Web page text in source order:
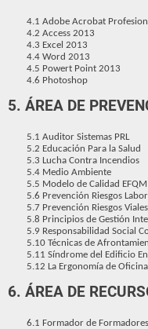
4.1 Adobe Acrobat
4.2 Access 2013
4.3 Excel 2013
4.4 Word 2013
4.5 Powert Point 2013
4.6 Photoshop
5. ÁREA DE
5.1 Auditor Sistemas PRL
5.2 Educación Para la Salud
5.3 Lucha Contra Incendios
5.4 Medio Ambiente
5.5 Modelo de Calidad EFQM
5.6 Prevención Riesgos
5.7 Prevención Riesgos Viales
5.8 Principios de Gestión
5.9 Responsabilidad Social
5.10 Técnicas de
5.11 Síndrome del Edificio
5.12 La Ergonomía de
6. ÁREA DE
6.1 Formador de Formadores